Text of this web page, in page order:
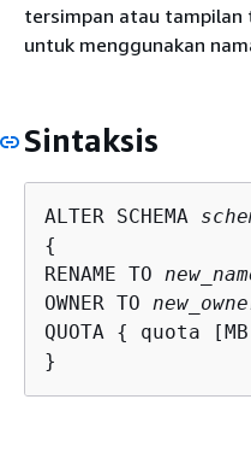
tersimpan atau tampilan
untuk menggunakan
Sintaksis
ALTER SCHEMA
{
RENAME TO
OWNER TO
QUOTA {
quota
}